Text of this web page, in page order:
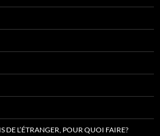
DE L’ÉTRANGER, POUR QUOI FAIRE?